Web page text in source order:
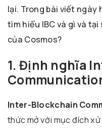
lại. Trong bài viết ngày
tìm hiểu IBC và gì và
của Cosmos?
1. Định nghĩa
Inter-Blockchain
thức mở với mục đích